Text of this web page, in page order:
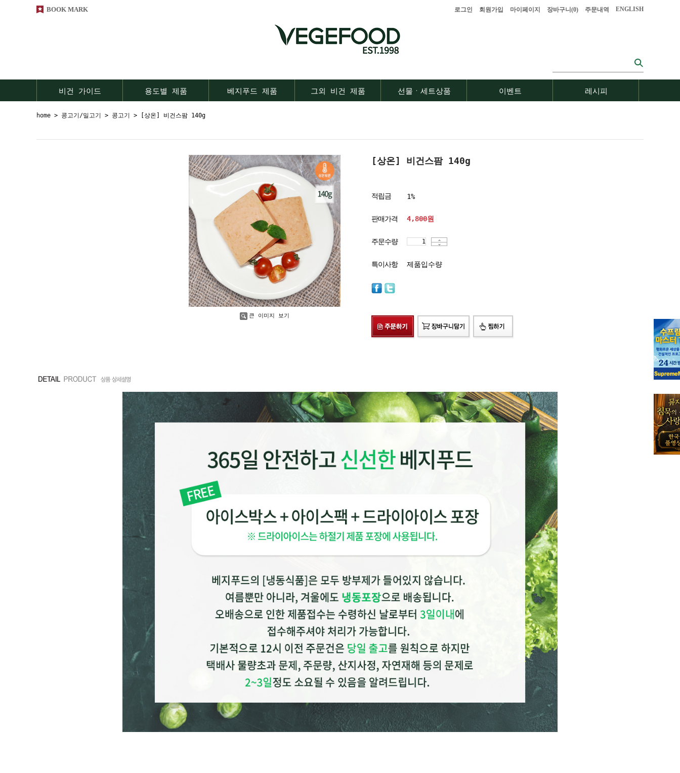
BOOK MARK 로그인 회원가입 마이페이지 장바구니(0) 주문내역 ENGLISH
비건 가이드 용도별 제품 베지푸드 제품 그외 비건 제품 선물ㆍ세트상품 이벤트 레시피
home > 콩고기/밀고기 > 콩고기 > [상온] 비건스팜 140g
큰 이미지 보기
[상온] 비건스팜 140g
적립금 1%
판매가격 4,800원
주문수량
특이사항 제품입수량